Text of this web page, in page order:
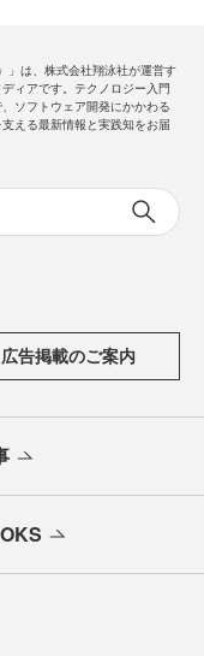
」は、株式会社翔泳社が運営す
ィアです。テクノロジー入門
ソフトウェア開発にかかわる
える最新情報と実践知をお届
広告掲載のご案内